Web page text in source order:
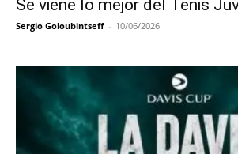
Se viene lo mejor del Tenis
Sergio Goloubintseff - 10/06/2026